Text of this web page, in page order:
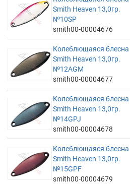
Smith Heaven 13,0гр.
№10SP
smith00-00004676
Колеблющаяся блесна
Smith Heaven 13,0гр.
№12AGM
smith00-00004677
Колеблющаяся блесна
Smith Heaven 13,0гр.
№14GPJ
smith00-00004678
Колеблющаяся блесна
Smith Heaven 13,0гр.
№15GPF
smith00-00004679